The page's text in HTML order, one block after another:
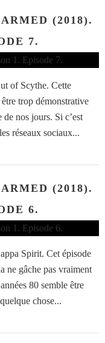
(2018).
7.
of Scythe. Cette
trop démonstrative
de nos jours. Si c’est
réseaux sociaux...
(2018).
6.
Spirit. Cet épisode
ne gâche pas vraiment
80 semble être
chose...